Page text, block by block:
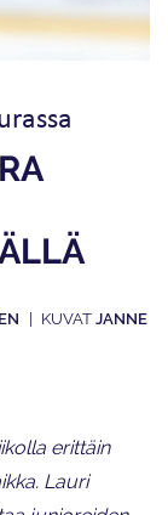
JANNE
erittäin
Lauri